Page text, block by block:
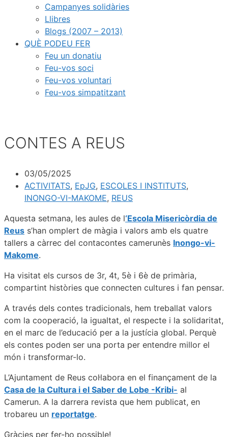
Campanyes solidàries
Llibres
Blogs (2007 – 2013)
QUÈ PODEU FER
Feu un donatiu
Feu-vos soci
Feu-vos voluntari
Feu-vos simpatitzant
CONTES A REUS
03/05/2025
ACTIVITATS, EpJG, ESCOLES I INSTITUTS,
INONGO-VI-MAKOME, REUS
Aquesta setmana, les aules de l‘Escola Misericòrdia de
Reus s’han omplert de màgia i valors amb els quatre
tallers a càrrec del contacontes camerunès Inongo-vi-
Makome.
Ha visitat els cursos de 3r, 4t, 5è i 6è de primària,
compartint històries que connecten cultures i fan pensar.
A través dels contes tradicionals, hem treballat valors
com la cooperació, la igualtat, el respecte i la solidaritat,
en el marc de l’educació per a la justícia global. Perquè
els contes poden ser una porta per entendre millor el
món i transformar-lo.
L’Ajuntament de Reus col·labora en el finançament de la
Casa de la Cultura i el Saber de Lobe -Kribi- al
Camerun. A la darrera revista que hem publicat, en
trobareu un reportatge.
Gràcies per fer-ho possible!